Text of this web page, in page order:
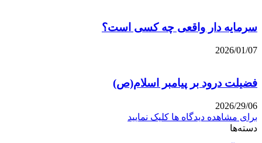
سرمایه دار واقعی چه کسی است؟
2026/01/07
فضیلت درود بر پیامبر اسلام(ص)
2026/29/06
برای مشاهده دیدگاه ها کلیک نمایید
دسته‌ها